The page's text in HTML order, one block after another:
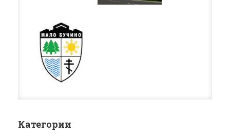
Категории